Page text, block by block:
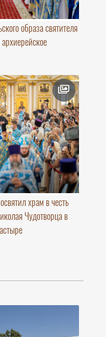
образа святителя
храм в честь
Чудотворца в